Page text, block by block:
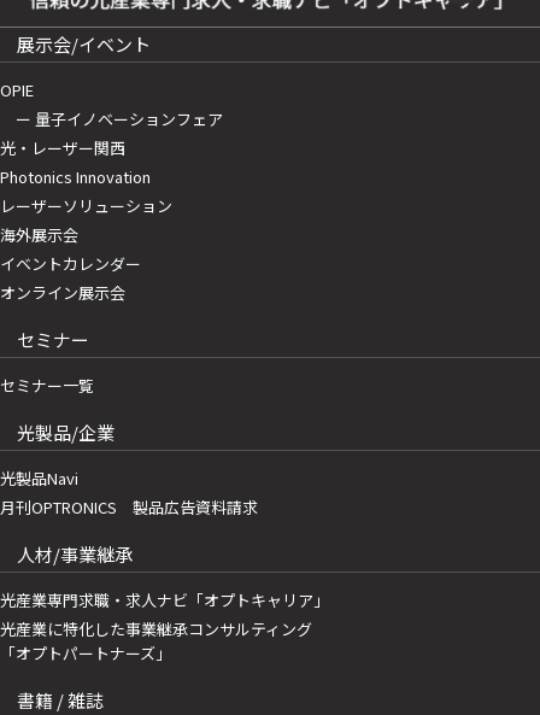
展示会/イベント
OPIE
ー 量子イノベーションフェア
光・レーザー関西
Photonics Innovation
レーザーソリューション
海外展示会
イベントカレンダー
オンライン展示会
セミナー
セミナー一覧
光製品/企業
光製品Navi
月刊OPTRONICS 製品広告資料請求
人材/事業継承
光産業専門求職・求人ナビ「オプトキャリア」
光産業に特化した事業継承コンサルティング
「オプトパートナーズ」
書籍 / 雑誌